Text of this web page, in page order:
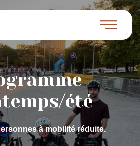
été
à mobilité réduite.